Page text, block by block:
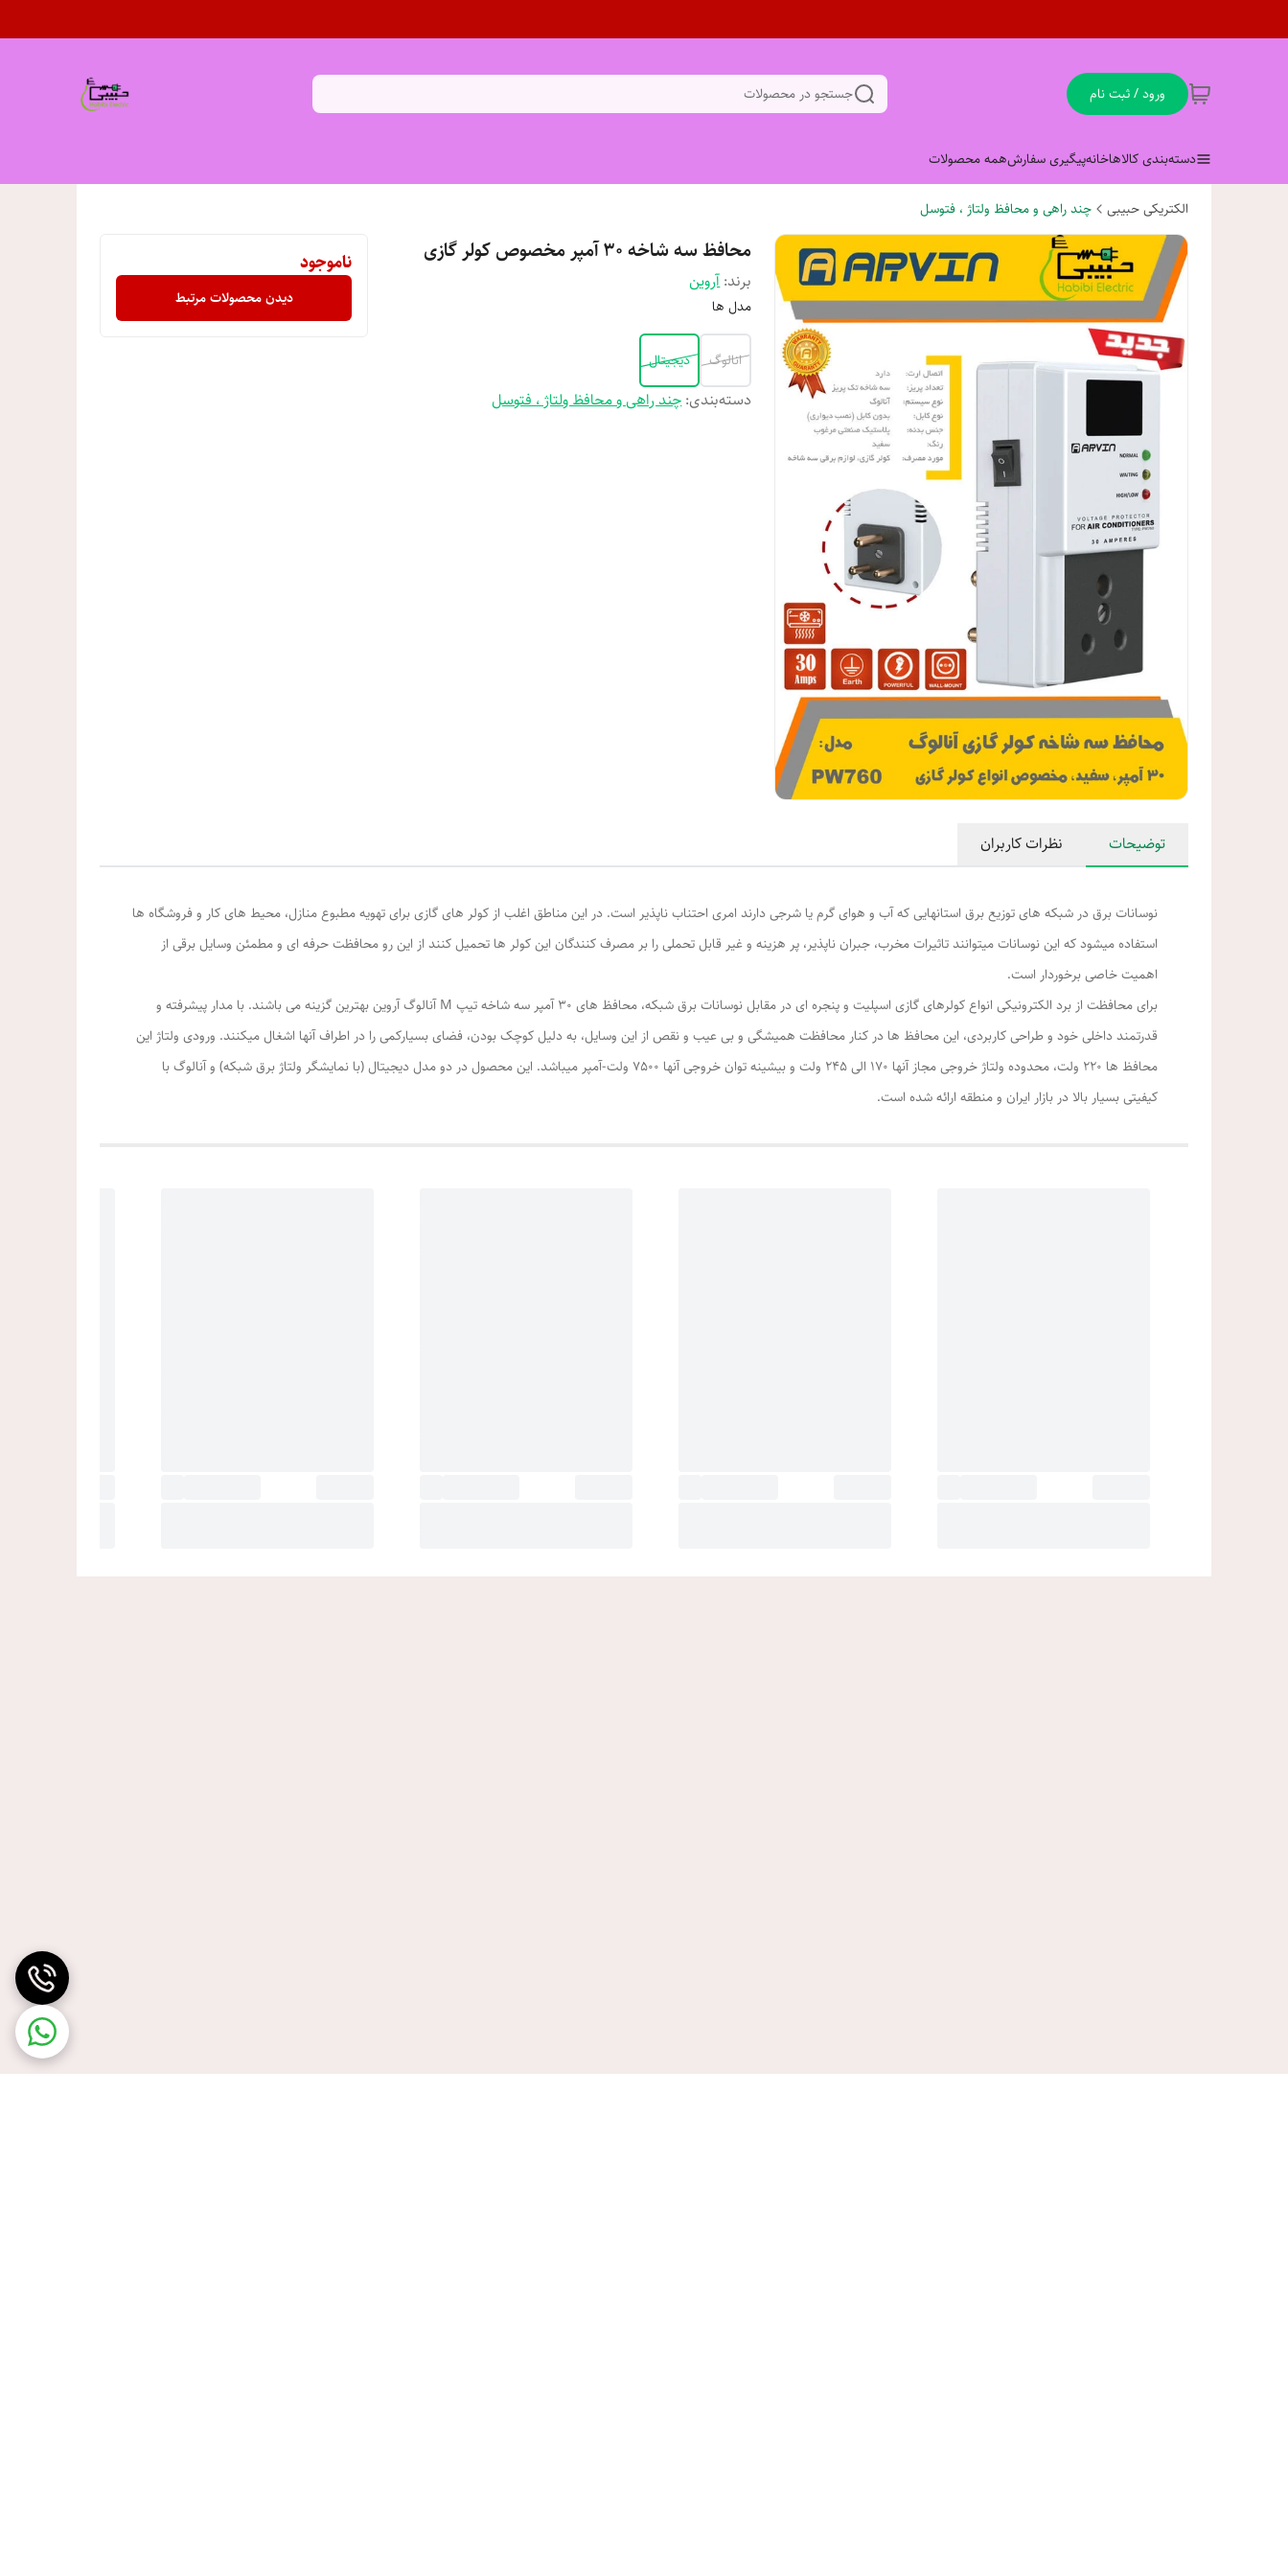
ورود / ثبت نام جستجو در محصولات
دسته‌بندی کالاهاخانهپیگیری سفارشهمه محصولات
الکتریکی حبیبی چند راهی و محافظ ولتاژ ، فتوسل
محافظ سه شاخه 30 آمپر مخصوص کولر گازی
برند:آروین
مدل ها
انالوگ دیجیتال
دسته‌بندی:چند راهی و محافظ ولتاژ ، فتوسل
ناموجود
دیدن محصولات مرتبط
توضیحات نظرات کاربران
نوسانات برق در شبکه های توزیع برق استانهایی که آب و هوای گرم یا شرجی دارند امری احتناب ناپذیر است. در این مناطق اغلب از کولر های گازی برای تهویه مطبوع منازل، محیط های کار و فروشگاه ها
استفاده میشود که این نوسانات میتوانند تاثیرات مخرب، جبران ناپذیر، پر هزینه و غیر قابل تحملی را بر مصرف کنندگان این کولر ها تحمیل کنند از این رو محافظت حرفه ای و مطمئن وسایل برقی از
اهمیت خاصی برخوردار است.
برای محافظت از برد الکترونیکی انواع کولرهای گازی اسپلیت و پنجره ای در مقابل نوسانات برق شبکه، محافظ های 30 آمپر سه شاخه تیپ M آنالوگ آروین بهترین گزینه می باشند. با مدار پیشرفته و
قدرتمند داخلی خود و طراحی کاربردی، این محافظ ها در کنار محافظت همیشگی و بی عیب و نقص از این وسایل، به دلیل کوچک بودن، فضای بسیارکمی را در اطراف آنها اشغال میکنند. ورودی ولتاژ این
محافظ ها 220 ولت، محدوده ولتاژ خروجی مجاز آنها 170 الی 245 ولت و بیشینه توان خروجی آنها 7500 ولت-آمپر میباشد. این محصول در دو مدل دیجیتال (با نمایشگر ولتاژ برق شبکه) و آنالوگ با
کیفیتی بسیار بالا در بازار ایران و منطقه ارائه شده است.